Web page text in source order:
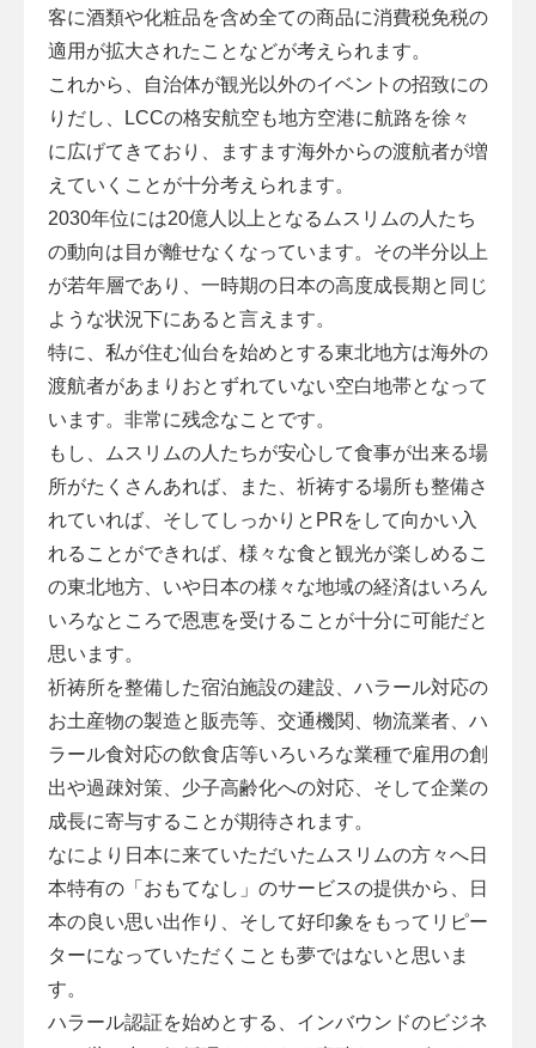
客に酒類や化粧品を含め全ての商品に消費税免税の
適用が拡大されたことなどが考えられます。
これから、自治体が観光以外のイベントの招致にの
りだし、LCCの格安航空も地方空港に航路を徐々
に広げてきており、ますます海外からの渡航者が増
えていくことが十分考えられます。
2030年位には20億人以上となるムスリムの人たち
の動向は目が離せなくなっています。その半分以上
が若年層であり、一時期の日本の高度成長期と同じ
ような状況下にあると言えます。
特に、私が住む仙台を始めとする東北地方は海外の
渡航者があまりおとずれていない空白地帯となって
います。非常に残念なことです。
もし、ムスリムの人たちが安心して食事が出来る場
所がたくさんあれば、また、祈祷する場所も整備さ
れていれば、そしてしっかりとPRをして向かい入
れることができれば、様々な食と観光が楽しめるこ
の東北地方、いや日本の様々な地域の経済はいろん
いろなところで恩恵を受けることが十分に可能だと
思います。
祈祷所を整備した宿泊施設の建設、ハラール対応の
お土産物の製造と販売等、交通機関、物流業者、ハ
ラール食対応の飲食店等いろいろな業種で雇用の創
出や過疎対策、少子高齢化への対応、そして企業の
成長に寄与することが期待されます。
なにより日本に来ていただいたムスリムの方々へ日
本特有の「おもてなし」のサービスの提供から、日
本の良い思い出作り、そして好印象をもってリピー
ターになっていただくことも夢ではないと思いま
す。
ハラール認証を始めとする、インバウンドのビジネ